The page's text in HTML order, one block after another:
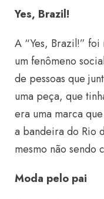
Yes, Brazil!
A “Yes, Brazil!”
um fenômeno
de pessoas que
uma peça, que
era uma marca
a bandeira do Rio
mesmo não sendo
Moda pelo pai